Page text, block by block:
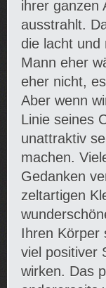
ihrer ganzen
ausstrahlt.
die lacht und
Mann eher
eher nicht,
Aber wenn
Linie seines
unattraktiv
machen.
Gedanken
zeltartigen
Ihren Körper
viel positiver
wirken. Das